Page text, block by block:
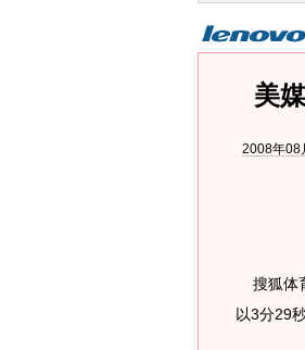
美
2008年08
搜狐体
以3分29